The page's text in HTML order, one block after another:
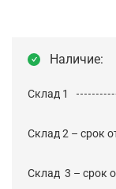
Наличие:
Склад 1
Склад 2 – срок
Cклад 3 – срок